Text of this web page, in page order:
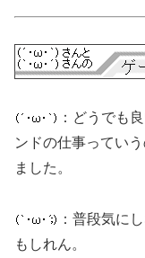
：どうでも
ンドの仕事ってい
ました。
：普段気に
もしれん。